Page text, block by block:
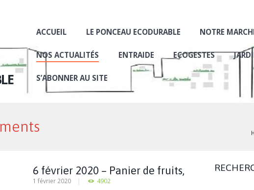
ACCUEIL LE PONCEAU ECODURABLE NOTRE
NOS ACTUALITÉS ENTRAIDE ECOGESTES
S’ABONNER AU SITE
6 février 2020 – Panier de fruits,
légumes et jus de fruits
1 février 2020 4902